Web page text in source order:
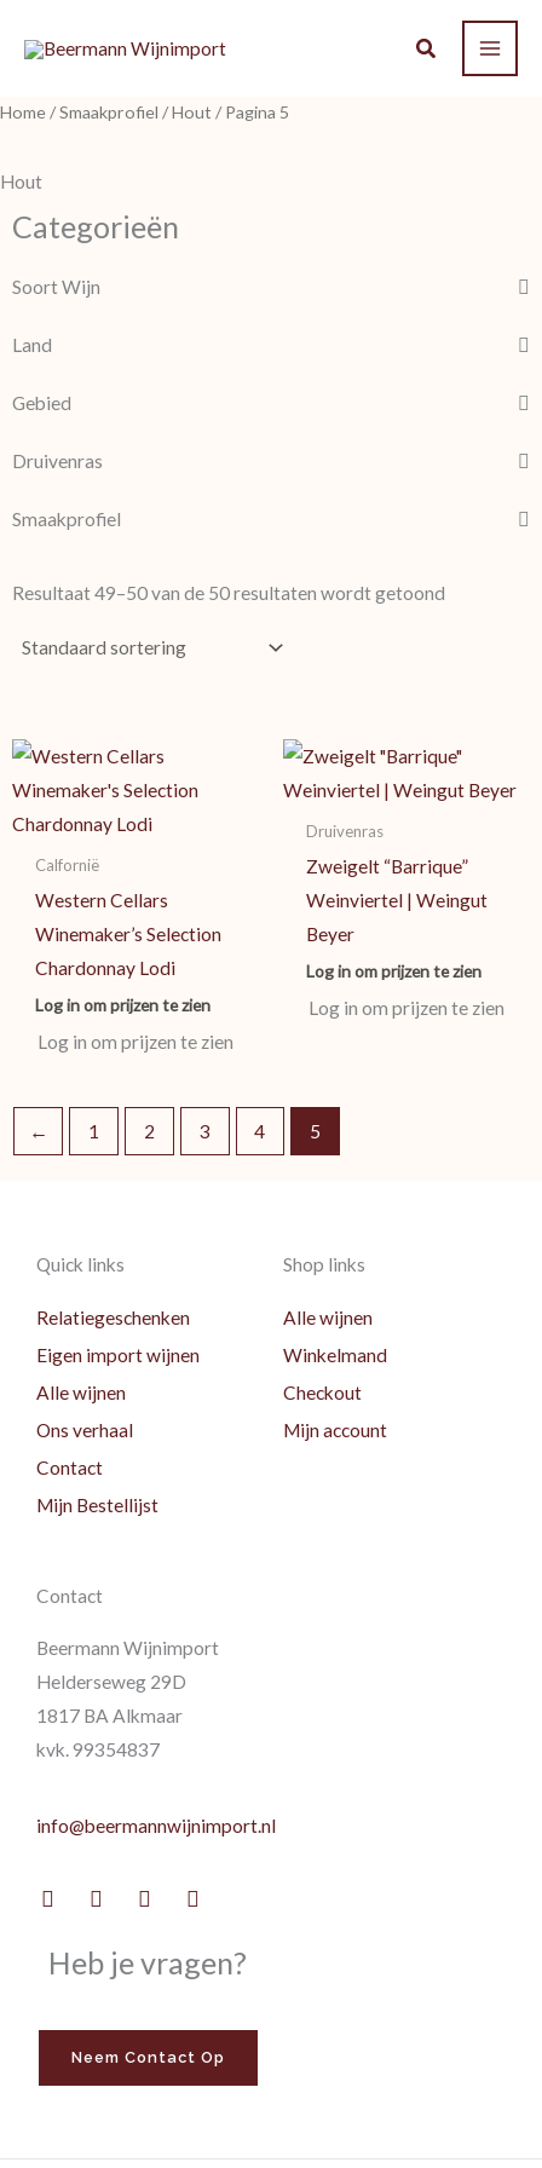
naar
inhoud
Home/Smaakprofiel /Hout / Pagina 5
Hout
Categorieën
Soort Wijn
Land
Gebied
Druivenras
Smaakprofiel
Resultaat 49–50 van de 50 resultaten wordt getoond
Calfornië
Western Cellars
Winemaker’s Selection
Chardonnay Lodi
Log in om prijzen te zien
Log in om prijzen te zien
Druivenras
Zweigelt “Barrique”
Weinviertel | Weingut
Beyer
Log in om prijzen te zien
Log in om prijzen te zien
← 1 2 3 4 5
Quick links
Relatiegeschenken
Eigen import wijnen
Alle wijnen
Ons verhaal
Contact
Mijn Bestellijst
Shop links
Alle wijnen
Winkelmand
Checkout
Mijn account
Contact
Beermann Wijnimport
Helderseweg 29D
1817 BA Alkmaar
kvk. 99354837
info@beermannwijnimport.nl
Facebook
TwitterYoutubeInstagram
Heb je vragen?
Neem Contact Op